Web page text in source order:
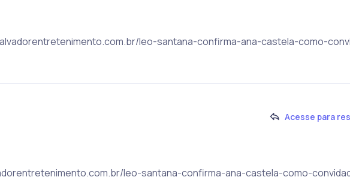
leo-santana-confirma-ana-castela-como-
Acesse para
leo-santana-confirma-ana-castela-como-